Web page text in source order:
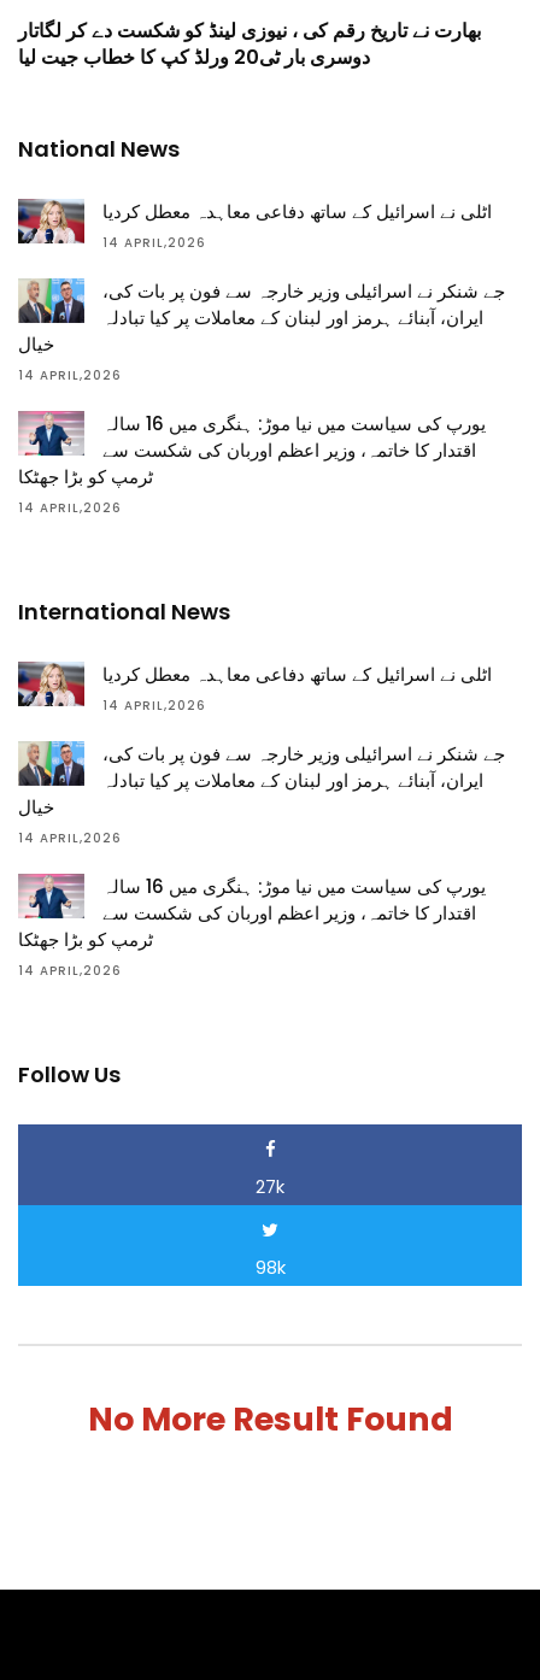
بھارت نے تاریخ رقم کی ، نیوزی لینڈ کو شکست دے کر لگاتار
دوسری بار ٹی20 ورلڈ کپ کا خطاب جیت لیا
National News
اٹلی نے اسرائیل کے ساتھ دفاعی معاہدہ معطل کردیا
14 APRIL,2026
جے شنکر نے اسرائیلی وزیر خارجہ سے فون پر بات کی،
ایران، آبنائے ہرمز اور لبنان کے معاملات پر کیا تبادلہ
خیال
14 APRIL,2026
یورپ کی سیاست میں نیا موڑ: ہنگری میں 16 سالہ
اقتدار کا خاتمہ، وزیر اعظم اوربان کی شکست سے
ٹرمپ کو بڑا جھٹکا
14 APRIL,2026
International News
اٹلی نے اسرائیل کے ساتھ دفاعی معاہدہ معطل کردیا
14 APRIL,2026
جے شنکر نے اسرائیلی وزیر خارجہ سے فون پر بات کی،
ایران، آبنائے ہرمز اور لبنان کے معاملات پر کیا تبادلہ
خیال
14 APRIL,2026
یورپ کی سیاست میں نیا موڑ: ہنگری میں 16 سالہ
اقتدار کا خاتمہ، وزیر اعظم اوربان کی شکست سے
ٹرمپ کو بڑا جھٹکا
14 APRIL,2026
Follow Us
27k
98k
No More Result Found